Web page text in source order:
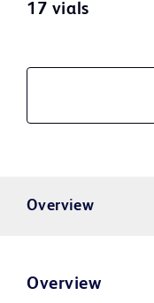
17 vials
Overview
Overview